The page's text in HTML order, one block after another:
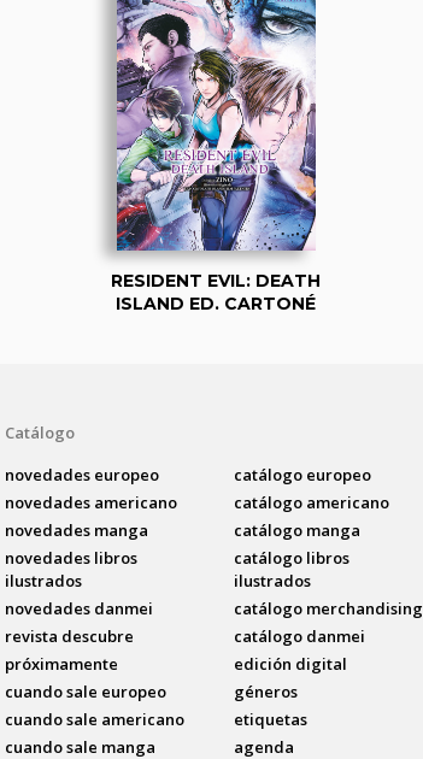
RESIDENT EVIL: DEATH
ISLAND ED. CARTONÉ
Catálogo
novedades europeo
novedades americano
novedades manga
novedades libros
ilustrados
novedades danmei
revista descubre
próximamente
cuando sale europeo
cuando sale americano
cuando sale manga
catálogo europeo
catálogo americano
catálogo manga
catálogo libros
ilustrados
catálogo merchandising
catálogo danmei
edición digital
géneros
etiquetas
agenda